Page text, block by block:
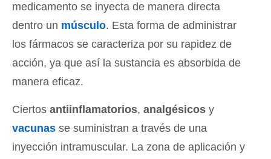
medicamento se inyecta de manera directa
dentro un músculo. Esta forma de administrar
los fármacos se caracteriza por su rapidez de
acción, ya que así la sustancia es absorbida de
manera eficaz.
Ciertos antiinflamatorios, analgésicos y
vacunas se suministran a través de una
inyección intramuscular. La zona de aplicación y